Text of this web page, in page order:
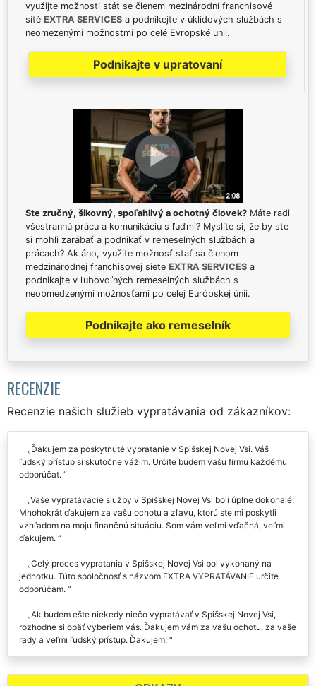
využijte možnosti stát se členem mezinárodní franchisové
sítě EXTRA SERVICES a podnikejte v úklidových službách s
neomezenými možnostmi po celé Evropské unii.
Podnikajte v upratovaní
Ste zručný, šikovný, spoľahlivý a ochotný človek? Máte radi
všestrannú prácu a komunikáciu s ľuďmi? Myslíte si, že by ste
si mohli zarábať a podnikať v remeselných službách a
prácach? Ak áno, využite možnosť stať sa členom
medzinárodnej franchisovej siete EXTRA SERVICES a
podnikajte v ľubovoľných remeselných službách s
neobmedzenými možnosťami po celej Európskej únii.
Podnikajte ako remeselník
RECENZIE
Recenzie našich služieb vypratávania od zákazníkov:
Ďakujem za poskytnuté vypratanie v Spišskej Novej Vsi. Váš
ľudský prístup si skutočne vážim. Určite budem vašu firmu každému
odporúčať.
Vaše vypratávacie služby v Spišskej Novej Vsi boli úplne dokonalé.
Mnohokrát ďakujem za vašu ochotu a zľavu, ktorú ste mi poskytli
vzhľadom na moju finančnú situáciu. Som vám veľmi vďačná, veľmi
ďakujem.
Celý proces vypratania v Spišskej Novej Vsi bol vykonaný na
jednotku. Túto spoločnosť s názvom EXTRA VYPRATÁVANIE určite
odporúčam.
Ak budem ešte niekedy niečo vypratávať v Spišskej Novej Vsi,
rozhodne si opäť vyberiem vás. Ďakujem vám za vašu ochotu, za vaše
rady a veľmi ľudský prístup. Ďakujem.
Novej Vsi, na základe kladných referencií som si vybrala spoločnosť